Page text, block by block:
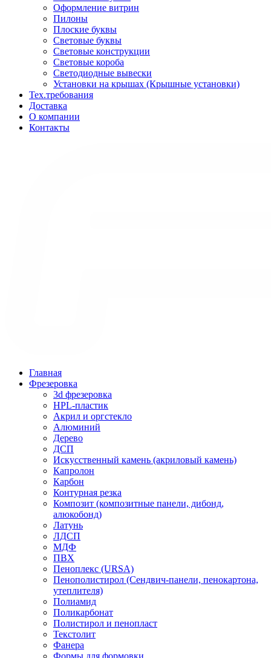
Оформление витрин
Пилоны
Плоские буквы
Световые буквы
Световые конструкции
Световые короба
Светодиодные вывески
Установки на крышах (Крышные установки)
Тех.требования
Доставка
О компании
Контакты
Главная
Фрезеровка
3d фрезеровка
HPL-пластик
Акрил и оргстекло
Алюминий
Дерево
ДСП
Искусственный камень (акриловый камень)
Капролон
Карбон
Контурная резка
Композит (композитные панели, дибонд,
алюкобонд)
Латунь
ЛДСП
МДФ
ПВХ
Пеноплекс (URSA)
Пенополистирол (Сендвич-панели, пенокартона,
утеплителя)
Полиамид
Поликарбонат
Полистирол и пенопласт
Текстолит
Фанера